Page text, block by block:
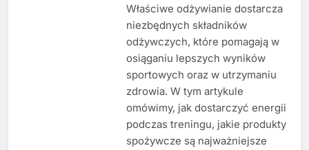
Właściwe odżywianie dostarcza
niezbędnych składników
odżywczych, które pomagają w
osiąganiu lepszych wyników
sportowych oraz w utrzymaniu
zdrowia. W tym artykule
omówimy, jak dostarczyć energii
podczas treningu, jakie produkty
spożywcze są najważniejsze